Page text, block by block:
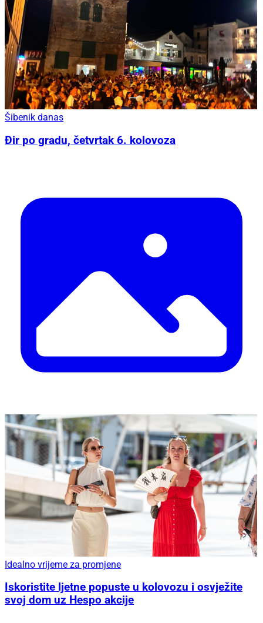
Šibenik danas
Đir po gradu, četvrtak 6. kolovoza
Idealno vrijeme za promjene
Iskoristite ljetne popuste u kolovozu i osvježite
svoj dom uz Hespo akcije